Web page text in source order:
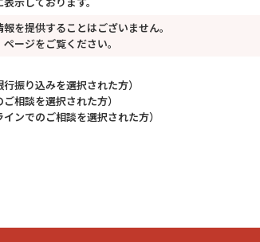
を提供することはございません。
ージをご覧ください。
振り込みを選択された方）
相談を選択された方）
ンでのご相談を選択された方）